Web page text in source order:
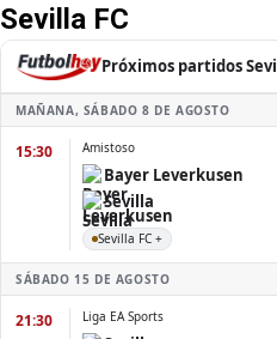
Sevilla FC